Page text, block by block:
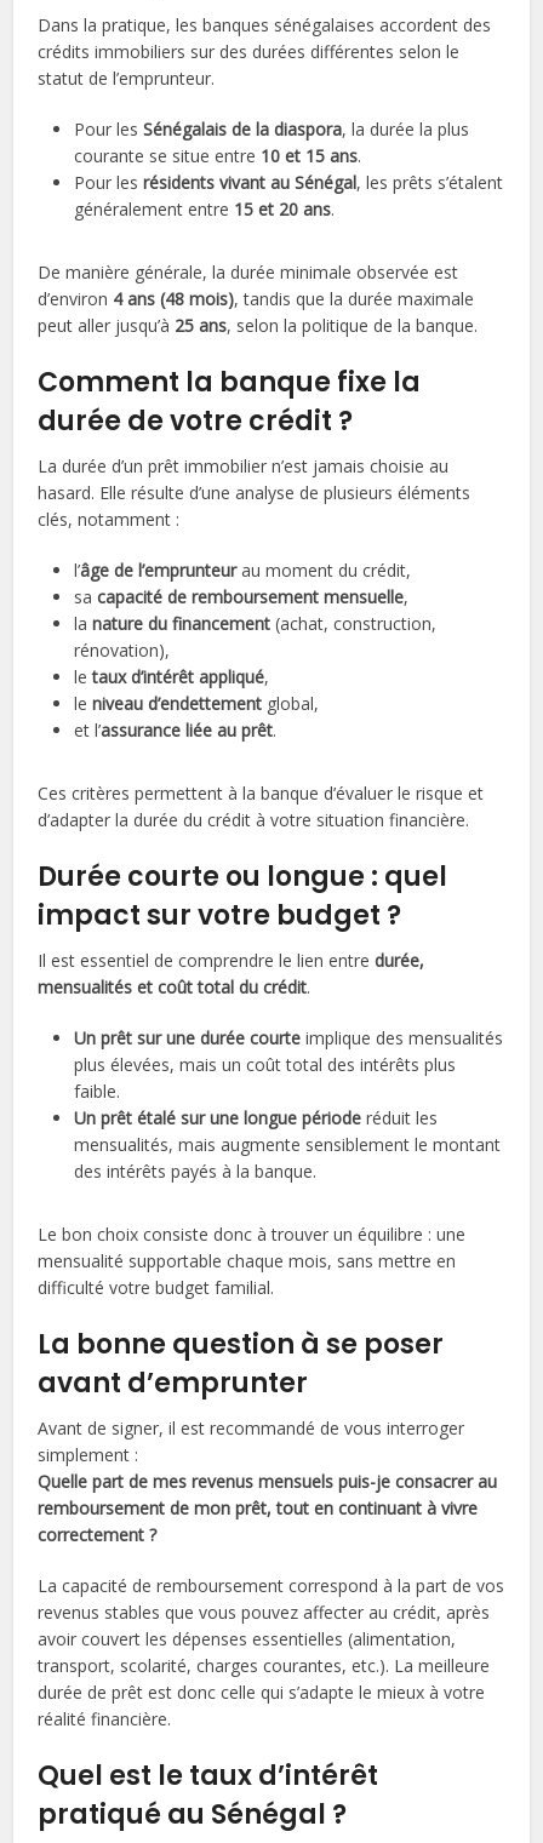
Dans la pratique, les banques sénégalaises accordent des
crédits immobiliers sur des durées différentes selon le
statut de l’emprunteur.
Pour lesSénégalais de la diaspora, la durée la plus
courante se situe entre 10 et 15 ans.
Pour lesrésidents vivant au Sénégal, les prêts s’étalent
généralement entre 15 et 20 ans.
De manière générale, la durée minimale observée est
d’environ 4 ans (48 mois), tandis que la durée maximale
peut aller jusqu’à 25 ans, selon la politique de la banque.
Comment la banque fixe la
durée de votre crédit ?
La durée d’un prêt immobilier n’est jamais choisie au
hasard. Elle résulte d’une analyse de plusieurs éléments
clés, notamment :
l’âge de l’emprunteurau moment du crédit,
sacapacité de remboursement mensuelle,
lanature du financement (achat, construction,
rénovation),
letaux d’intérêt appliqué,
leniveau d’endettement global,
et l’assurance liée au prêt.
Ces critères permettent à la banque d’évaluer le risque et
d’adapter la durée du crédit à votre situation financière.
Durée courte ou longue : quel
impact sur votre budget ?
Il est essentiel de comprendre le lien entredurée,
mensualités et coût total du crédit.
Un prêt sur une durée courte implique des mensualités
plus élevées, mais un coût total des intérêts plus
faible.
Un prêt étalé sur une longue période réduit les
mensualités, mais augmente sensiblement le montant
des intérêts payés à la banque.
Le bon choix consiste donc à trouver un équilibre : une
mensualité supportable chaque mois, sans mettre en
difficulté votre budget familial.
La bonne question à se poser
avant d’emprunter
Avant de signer, il est recommandé de vous interroger
simplement :
Quelle part de mes revenus mensuels puis-je consacrer au
remboursement de mon prêt, tout en continuant à vivre
correctement ?
La capacité de remboursement correspond à la part de vos
revenus stables que vous pouvez affecter au crédit, après
avoir couvert les dépenses essentielles (alimentation,
transport, scolarité, charges courantes, etc.). La meilleure
durée de prêt est donc celle qui s’adapte le mieux à votre
réalité financière.
Quel est le taux d’intérêt
pratiqué au Sénégal ?